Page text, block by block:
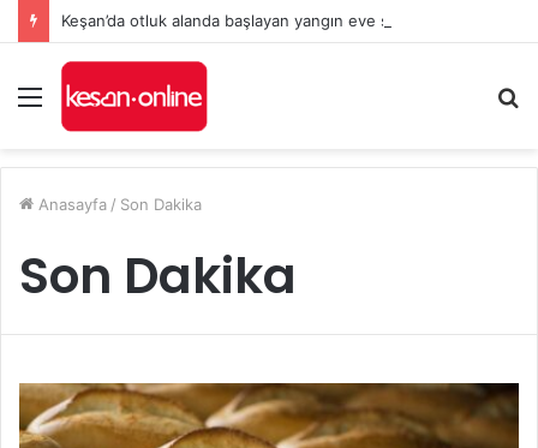
Keşan’da otluk alanda başlayan yangın eve sıçradı
Menü
...
Anasayfa / Son Dakika
Son Dakika